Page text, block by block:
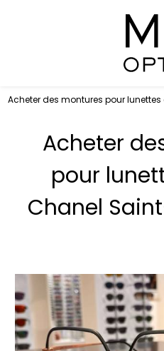
Acheter des montures pour
Acheter
pour
Chanel